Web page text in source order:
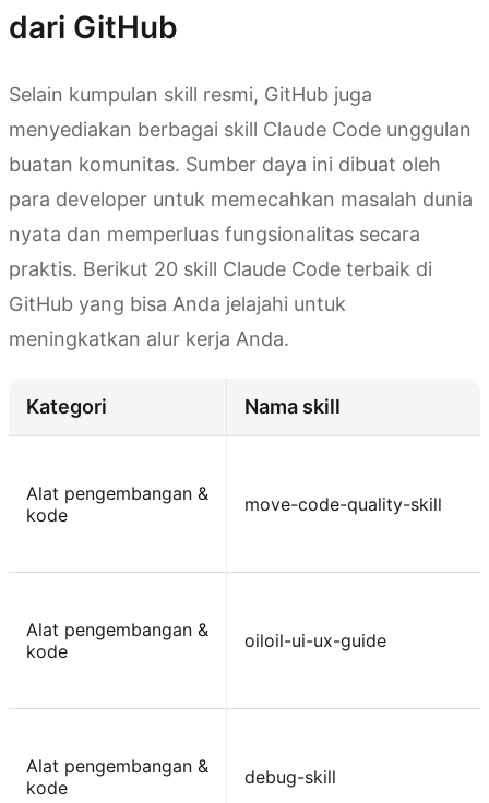
dari GitHub
Selain kumpulan skill resmi, GitHub juga
menyediakan berbagai skill Claude Code unggulan
buatan komunitas. Sumber daya ini dibuat oleh
para developer untuk memecahkan masalah dunia
nyata dan memperluas fungsionalitas secara
praktis. Berikut 20 skill Claude Code terbaik di
GitHub yang bisa Anda jelajahi untuk
meningkatkan alur kerja Anda.
Kategori Nama skill
Alat pengembangan &
kode
move-code-quality-skill
Alat pengembangan &
kode
oiloil-ui-ux-guide
Alat pengembangan &
kode
debug-skill